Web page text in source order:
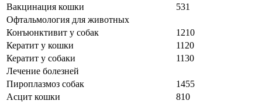
Вакцинация кошки
531
Офтальмология для животных
Конъюнктивит у собак
1210
Кератит у кошки
1120
Кератит у собаки
1130
Лечение болезней
Пироплазмоз собак
1455
Асцит кошки
810